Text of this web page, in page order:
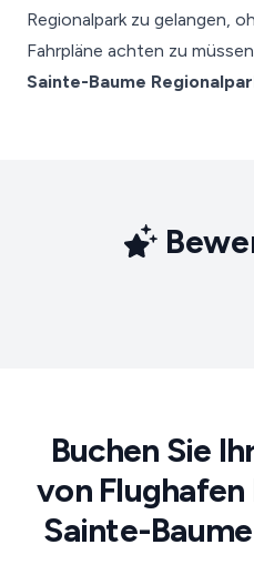
Regionalpark zu gelangen,
Fahrpläne achten zu
Sainte-Baume
Buchen Sie
von
Sainte-